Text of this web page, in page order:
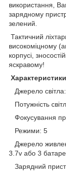
використання,
зарядному
зелений.
Тактичний
високоміцному
корпусі,
яскравому!
Джерело світла:
Потужність
Фокусування
Режими: 5
Джерело
3.7v або 3
Зарядний